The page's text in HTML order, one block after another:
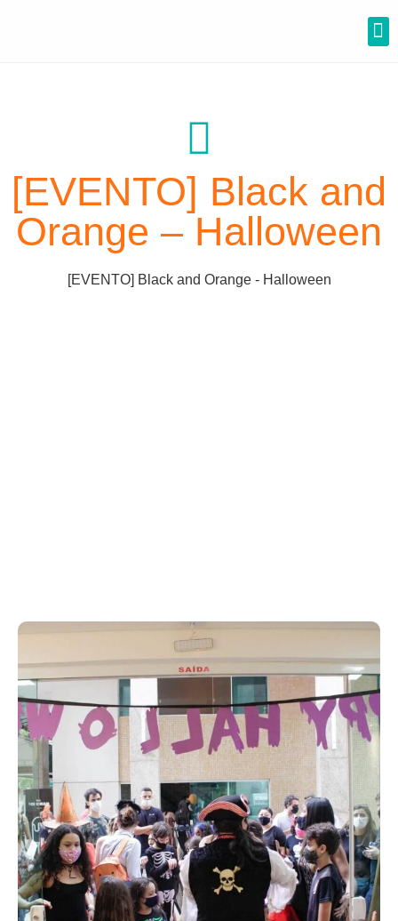
[EVENTO] Black and
Orange – Halloween
[EVENTO] Black and Orange - Halloween